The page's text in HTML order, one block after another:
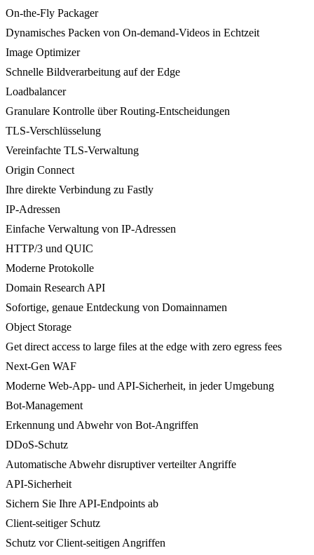
On-the-Fly Packager
Dynamisches Packen von On-demand-Videos in Echtzeit
Image Optimizer
Schnelle Bildverarbeitung auf der Edge
Loadbalancer
Granulare Kontrolle über Routing-Entscheidungen
TLS-Verschlüsselung
Vereinfachte TLS-Verwaltung
Origin Connect
Ihre direkte Verbindung zu Fastly
IP-Adressen
Einfache Verwaltung von IP-Adressen
HTTP/3 und QUIC
Moderne Protokolle
Domain Research API
Sofortige, genaue Entdeckung von Domainnamen
Object Storage
Get direct access to large files at the edge with zero egress fees
Next-Gen WAF
Moderne Web-App- und API-Sicherheit, in jeder Umgebung
Bot-Management
Erkennung und Abwehr von Bot-Angriffen
DDoS-Schutz
Automatische Abwehr disruptiver verteilter Angriffe
API-Sicherheit
Sichern Sie Ihre API-Endpoints ab
Client-seitiger Schutz
Schutz vor Client-seitigen Angriffen